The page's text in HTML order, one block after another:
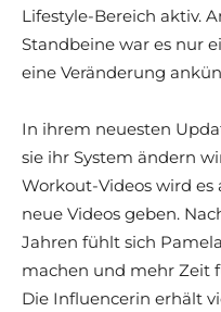
Lifestyle-Bereich aktiv.
Standbeine war es nur
eine Veränderung
In ihrem neuesten
sie ihr System ändern
Workout-Videos wird es
neue Videos geben.
Jahren fühlt sich
machen und mehr Zeit
Die Influencerin erhält